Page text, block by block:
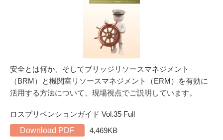
安全とは何か、そしてブリッジリソースマネジメント
（BRM）と機関室リソースマネジメント（ERM）を有効に
活用する方法について、現場視点でご説明しています。
ロスプリベンションガイド Vol.35 Full
Download PDF
4,469KB